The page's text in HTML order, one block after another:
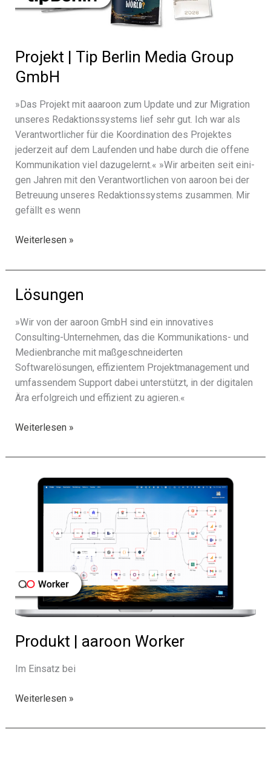
Projekt | Tip Berlin Media Group
GmbH
»Das Projekt mit aaaroon zum Update und zur Migration
unse­res Redaktionssystems lief sehr gut. Ich war als
Verantwortlicher für die Koordination des Projektes
jeder­zeit auf dem Laufenden und habe durch die offene
Kommunikation viel dazu­ge­lernt.« »Wir arbei­ten seit eini­
gen Jahren mit den Verantwortlichen von aaroon bei der
Betreuung unse­res Redaktionssystems zusam­men. Mir
gefällt es wenn
Projekt
Berlin
Group
Weiterlesen »
Lösungen
»Wir von der aaroon GmbH sind ein inno­va­ti­ves
Consulting-Unternehmen, das die Kommunikations- und
Medienbranche mit maßge­schnei­der­ten
Softwarelösungen, effi­zi­en­tem Projektmanagement und
umfas­sen­dem Support dabei unter­stützt, in der digi­ta­len
Ära erfolg­reich und effi­zi­ent zu agie­ren.«
Lösungen
Weiterlesen »
Produkt | aaroon Worker
Im Einsatz bei
Produkt
aaroon
Weiterlesen »